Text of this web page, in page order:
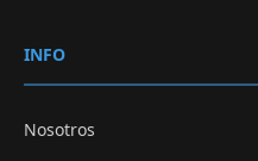
INFO
Nosotros